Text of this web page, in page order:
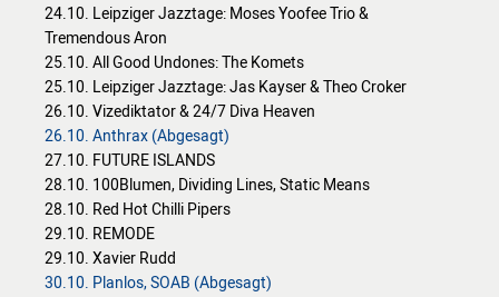
24.10. Leipziger Jazztage: Moses Yoofee Trio &
Tremendous Aron
25.10. All Good Undones: The Komets
25.10. Leipziger Jazztage: Jas Kayser & Theo Croker
26.10. Vizediktator & 24/7 Diva Heaven
26.10. Anthrax (Abgesagt)
27.10. FUTURE ISLANDS
28.10. 100Blumen, Dividing Lines, Static Means
28.10. Red Hot Chilli Pipers
29.10. REMODE
29.10. Xavier Rudd
30.10. Planlos, SOAB (Abgesagt)